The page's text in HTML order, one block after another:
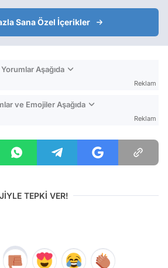
Sana Özel İçerikler
Yorumlar Aşağıda
Reklam
ve Emojiler Aşağıda
Reklam
TEPKİ VER!